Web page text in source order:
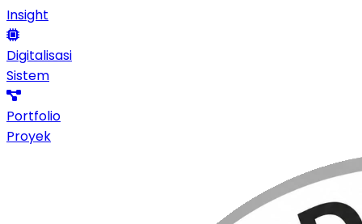
Insight
Digitalisasi
Sistem
Portfolio
Proyek